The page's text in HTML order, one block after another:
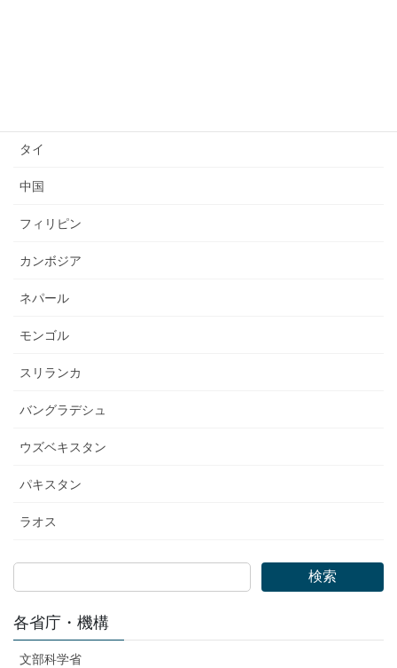
タイ
中国
フィリピン
カンボジア
ネパール
モンゴル
スリランカ
バングラデシュ
ウズベキスタン
パキスタン
ラオス
検索
各省庁・機構
文部科学省